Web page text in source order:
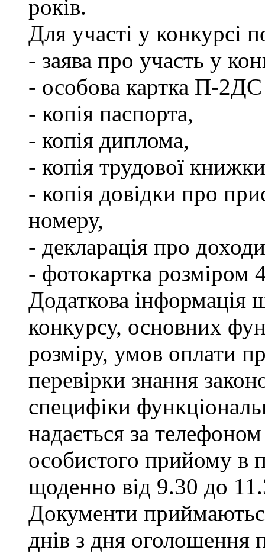
років.
Для участі у конкурсі
- заява про участь у
- особова картка П-
- копія паспорта,
- копія диплома,
- копія трудової
- копія довідки про
номеру,
- декларація про
- фотокартка розміром
Додаткова інформація
конкурсу, основних
розміру, умов оплати
перевірки знання
специфіки
надається за
особистого прийому в
щоденно від 9.30 до
Документи
днів з дня оголошення